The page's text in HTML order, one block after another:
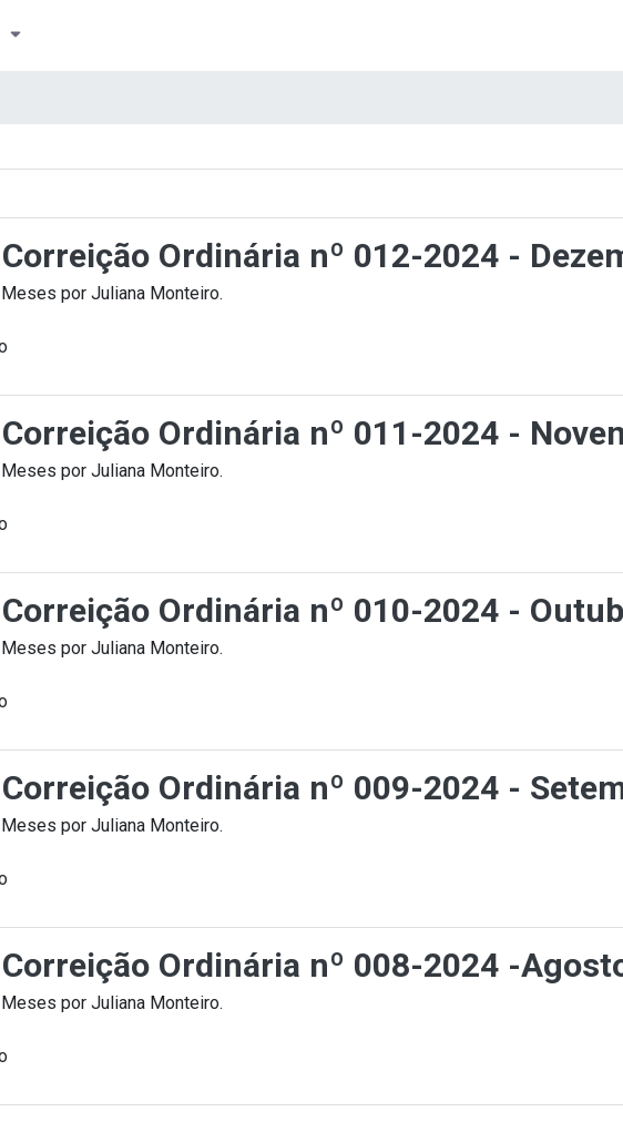
Ordinária nº 012-2024 -
por Juliana Monteiro.
Ordinária nº 011-2024 -
por Juliana Monteiro.
Ordinária nº 010-2024 -
por Juliana Monteiro.
Ordinária nº 009-2024 -
por Juliana Monteiro.
Ordinária nº 008-2024 -
por Juliana Monteiro.